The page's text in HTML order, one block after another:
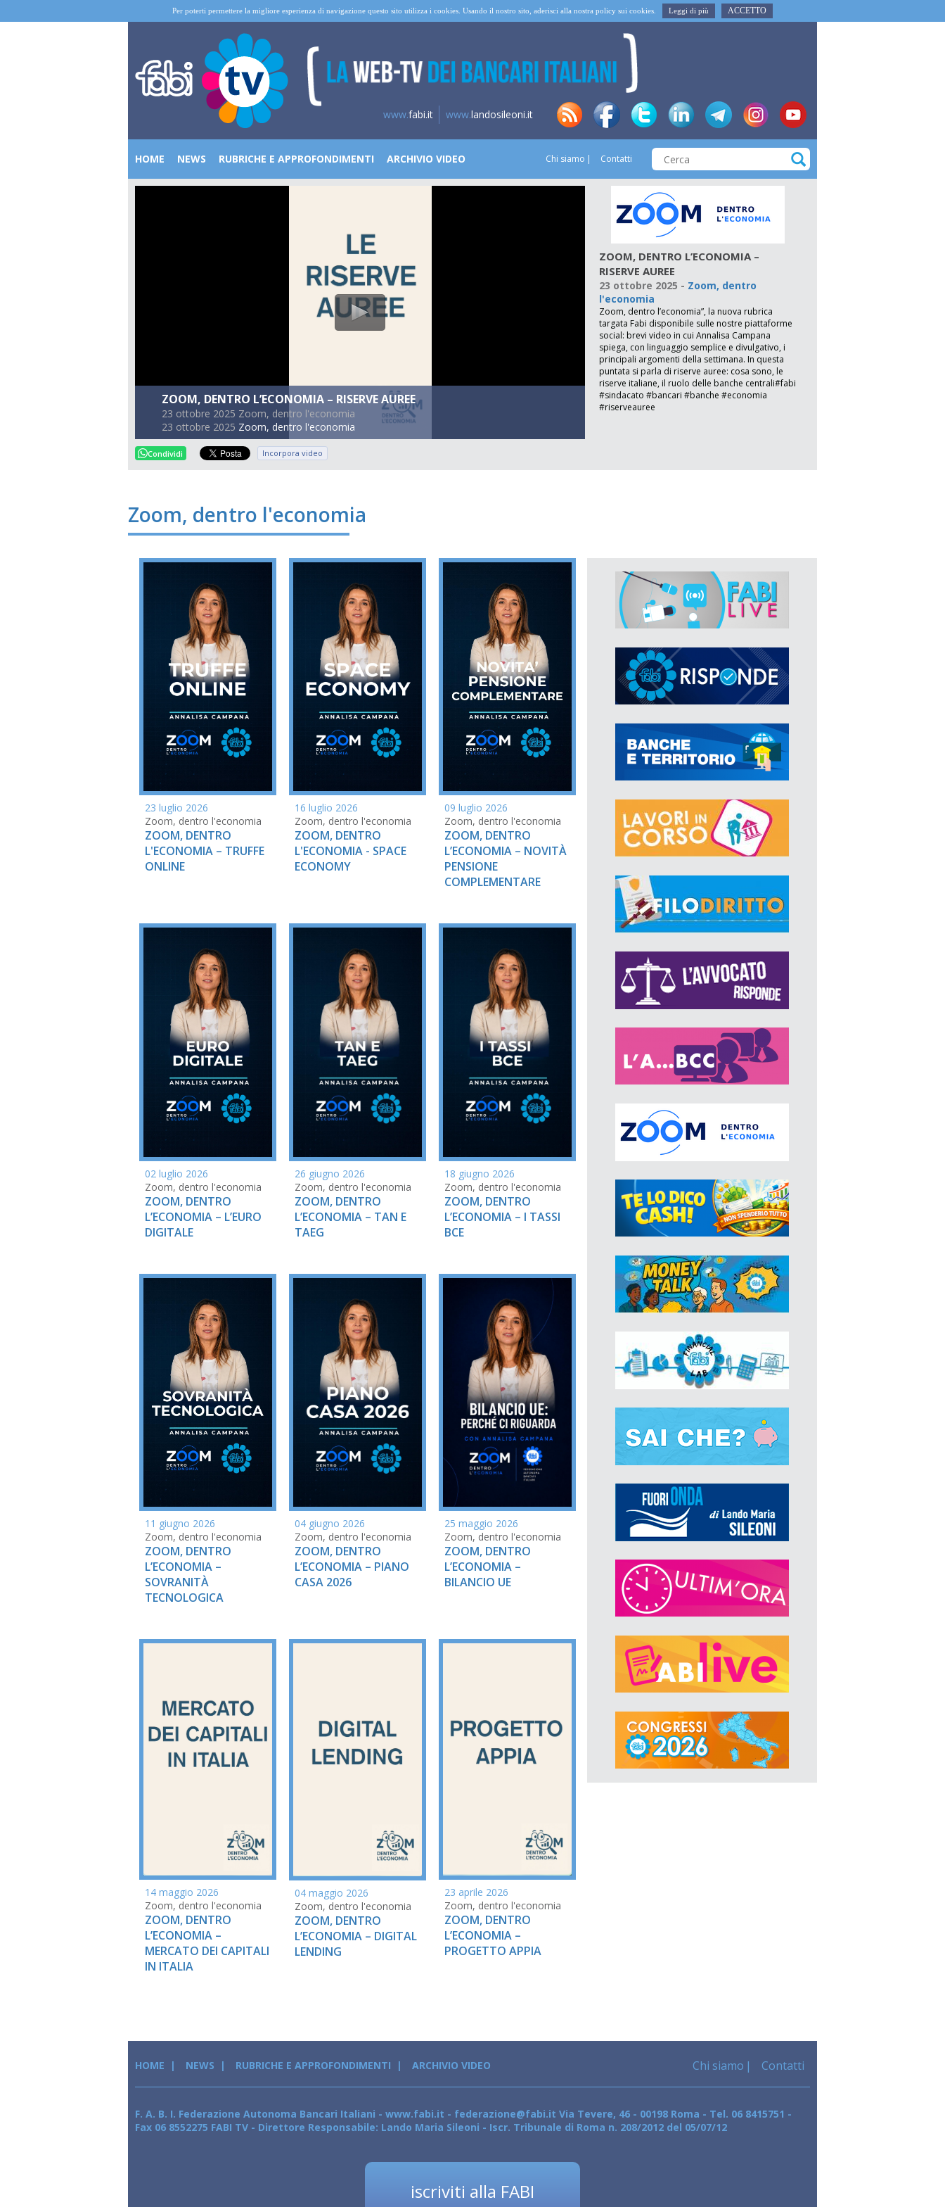
Per poterti permettere la migliore esperienza di navigazione questo sito utilizza i cookies. Usando il nostro sito, aderisci alla nostra policy sui cookies. Leggi di più ACCETTO
www.fabi.it www.landosileoni.it
HOME NEWS RUBRICHE E APPROFONDIMENTI ARCHIVIO VIDEO Chi siamo Contatti
ZOOM, DENTRO L’ECONOMIA – RISERVE AUREE
23 ottobre 2025 Zoom, dentro l'economia
23 ottobre 2025 Zoom, dentro l'economia
ZOOM, DENTRO L’ECONOMIA –
RISERVE AUREE
23 ottobre 2025 - Zoom, dentro
l'economia
Zoom, dentro l’economia”, la nuova rubrica
targata Fabi disponibile sulle nostre piattaforme
social: brevi video in cui Annalisa Campana
spiega, con linguaggio semplice e divulgativo, i
principali argomenti della settimana. In questa
puntata si parla di riserve auree: cosa sono, le
riserve italiane, il ruolo delle banche centrali#fabi
#sindacato #bancari #banche #economia
#riserveauree
Condividi Incorpora video
Zoom, dentro l'economia
23 luglio 2026
Zoom, dentro l'economia
ZOOM, DENTRO
L'ECONOMIA – TRUFFE
ONLINE
16 luglio 2026
Zoom, dentro l'economia
ZOOM, DENTRO
L'ECONOMIA - SPACE
ECONOMY
09 luglio 2026
Zoom, dentro l'economia
ZOOM, DENTRO
L’ECONOMIA – NOVITÀ
PENSIONE
COMPLEMENTARE
02 luglio 2026
Zoom, dentro l'economia
ZOOM, DENTRO
L’ECONOMIA – L’EURO
DIGITALE
26 giugno 2026
Zoom, dentro l'economia
ZOOM, DENTRO
L’ECONOMIA – TAN E
TAEG
18 giugno 2026
Zoom, dentro l'economia
ZOOM, DENTRO
L’ECONOMIA – I TASSI
BCE
11 giugno 2026
Zoom, dentro l'economia
ZOOM, DENTRO
L’ECONOMIA –
SOVRANITÀ
TECNOLOGICA
04 giugno 2026
Zoom, dentro l'economia
ZOOM, DENTRO
L’ECONOMIA – PIANO
CASA 2026
25 maggio 2026
Zoom, dentro l'economia
ZOOM, DENTRO
L’ECONOMIA –
BILANCIO UE
14 maggio 2026
Zoom, dentro l'economia
ZOOM, DENTRO
L’ECONOMIA –
MERCATO DEI CAPITALI
IN ITALIA
04 maggio 2026
Zoom, dentro l'economia
ZOOM, DENTRO
L’ECONOMIA – DIGITAL
LENDING
23 aprile 2026
Zoom, dentro l'economia
ZOOM, DENTRO
L’ECONOMIA –
PROGETTO APPIA
HOME NEWS RUBRICHE E APPROFONDIMENTI ARCHIVIO VIDEO Chi siamo Contatti
F. A. B. I. Federazione Autonoma Bancari Italiani - www.fabi.it - federazione@fabi.it Via Tevere, 46 - 00198 Roma - Tel. 06 8415751 -
Fax 06 8552275 FABI TV - Direttore Responsabile: Lando Maria Sileoni - Iscr. Tribunale di Roma n. 208/2012 del 05/07/12
iscriviti alla FABI